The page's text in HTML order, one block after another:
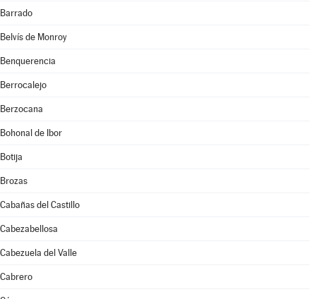
Barrado
Belvís de Monroy
Benquerencia
Berrocalejo
Berzocana
Bohonal de Ibor
Botija
Brozas
Cabañas del Castillo
Cabezabellosa
Cabezuela del Valle
Cabrero